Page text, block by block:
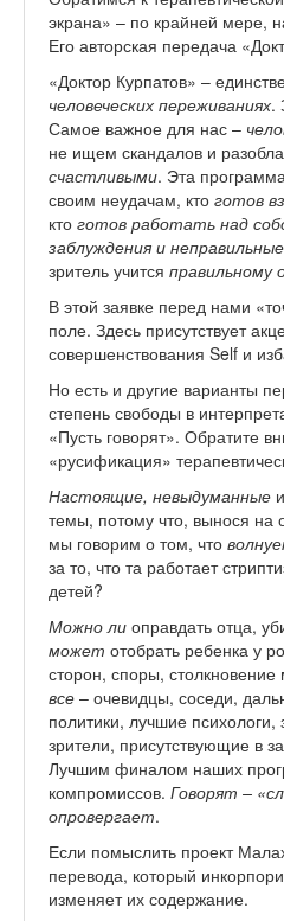
экрана» – по крайней мере,
Его авторская передача
«Доктор Курпатов» –
человеческих переживаниях.
Самое важное для нас –
не ищем скандалов и
счастливыми. Эта
своим неудачам, кто готов
кто готов работать над
заблуждения и
зритель учится
В этой заявке перед нами
поле. Здесь присутствует
совершенствования Self и
Но есть и другие варианты
степень свободы в
«Пусть говорят». Обратите
«русификация»
Настоящие, невыдуманные
темы, потому что, вынося на
мы говорим о том, что
за то, что та работает
детей?
Можно ли оправдать отца,
может отобрать ребенка у
сторон, споры,
все – очевидцы, соседи,
политики, лучшие
зрители, присутствующие в
Лучшим финалом наших
компромиссов. Говорят –
опровергает.
Если помыслить проект
перевода, который
изменяет их содержание.